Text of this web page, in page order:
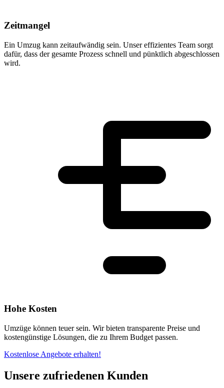
Zeitmangel
Ein Umzug kann zeitaufwändig sein. Unser effizientes Team sorgt
dafür, dass der gesamte Prozess schnell und pünktlich abgeschlossen
wird.
Hohe Kosten
Umzüge können teuer sein. Wir bieten transparente Preise und
kostengünstige Lösungen, die zu Ihrem Budget passen.
Kostenlose Angebote erhalten!
Unsere zufriedenen Kunden